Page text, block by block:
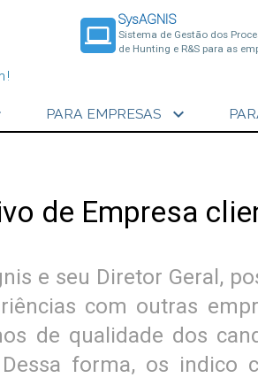
laptop
SysAGNIS
Sistema de Gestão dos
de Hunting e R&S para as
PARA EMPRESAS expand_more
de Empresa
e seu Diretor Geral,
com outras
de qualidade dos
forma, os indico